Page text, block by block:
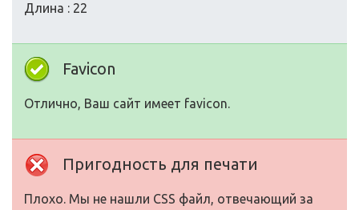
Длина : 22
Favicon
Отлично, Ваш сайт имеет favicon.
Пригодность для печати
Плохо. Мы не нашли CSS файл, отвечающий за